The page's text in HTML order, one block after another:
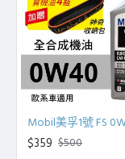
$359 $500